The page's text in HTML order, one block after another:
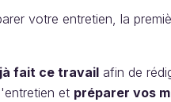
votre entretien, la
fait ce travail afin de
et préparer vos